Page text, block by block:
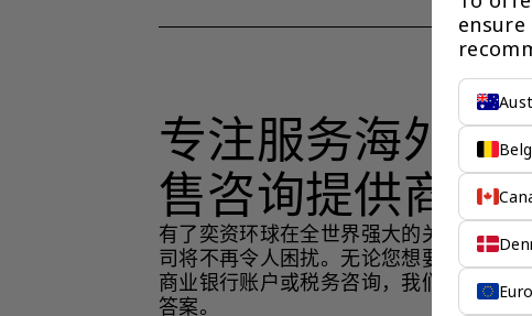
专注服务海外企
售咨询提供商
有了奕资环球在全世界强大的关系网络，
司将不再令人困扰。无论您想要外商企业
商业银行账户或税务咨询，我们都可以为
答案。
ensure